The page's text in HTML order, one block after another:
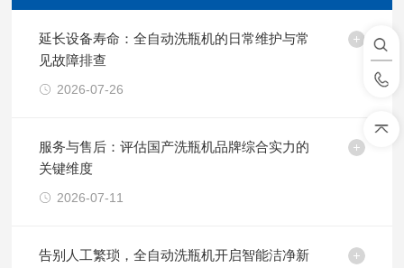
延长设备寿命：全自动洗瓶机的日常维护与常
见故障排查
2026-07-26
服务与售后：评估国产洗瓶机品牌综合实力的
关键维度
2026-07-11
告别人工繁琐，全自动洗瓶机开启智能洁净新